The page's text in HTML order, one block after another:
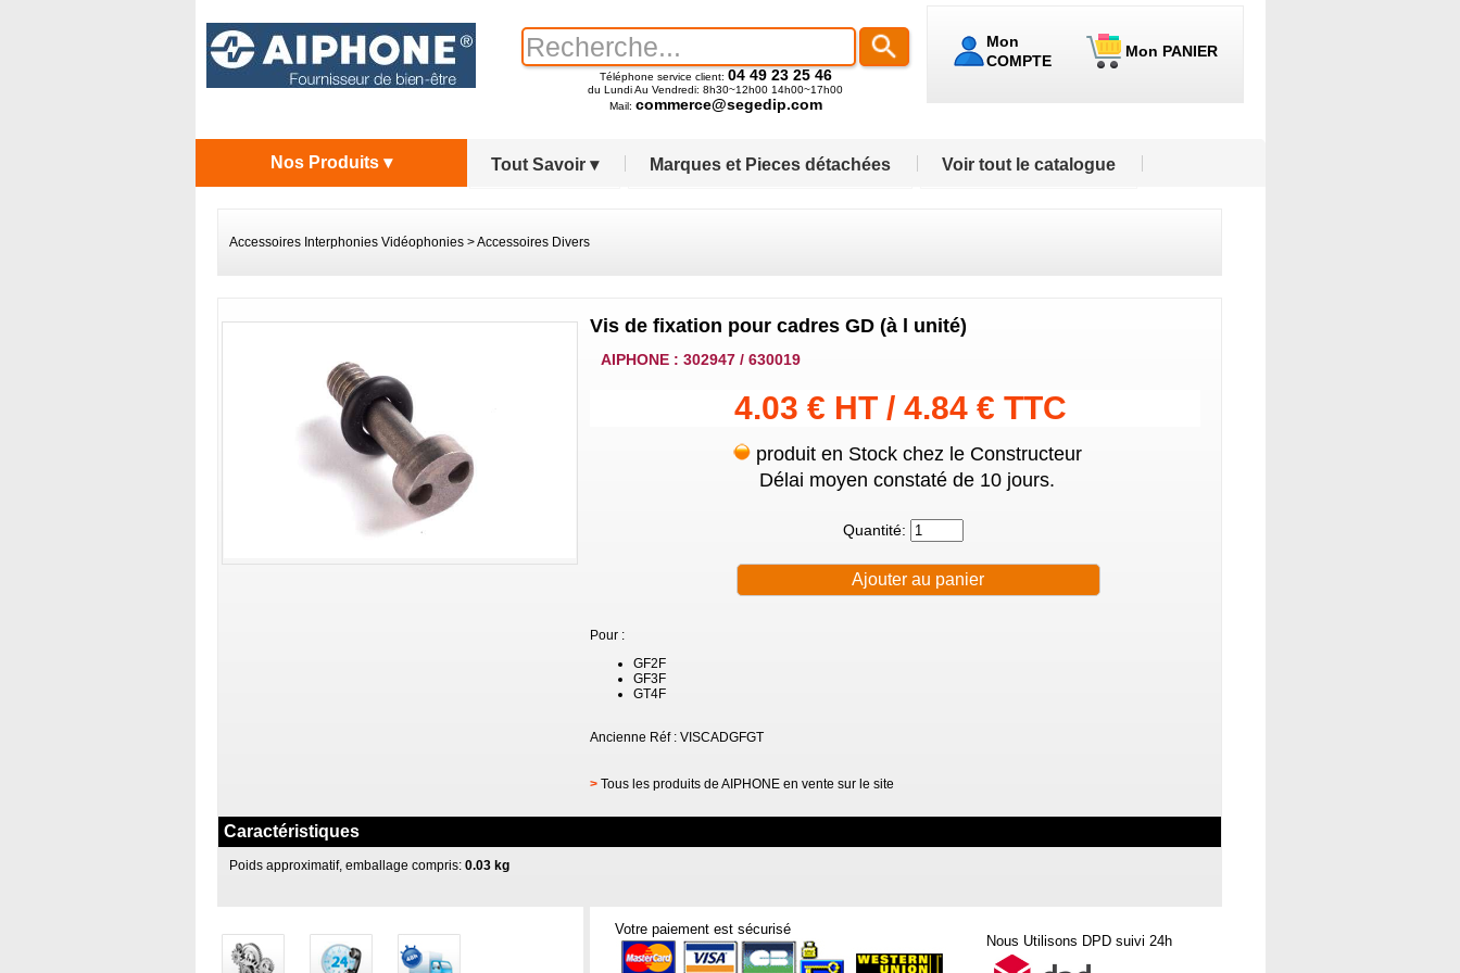
Mon
COMPTE
Mon PANIER
Téléphone service client: 04 49 23 25 46
du Lundi Au Vendredi: 8h30~12h00 14h00~17h00
Mail: commerce@segedip.com
Tout Savoir ▾ Marques et Pieces détachées Voir tout le catalogue
Nos Produits ▾
Accessoires Interphonies Vidéophonies>Accessoires Divers
Vis de fixation pour cadres GD (à l unité)
AIPHONE : 302947 / 630019
4.03 € HT / 4.84 € TTC
produit en Stock chez le Constructeur
Délai moyen constaté de 10 jours.
Quantité:
Pour :
GF2F
GF3F
GT4F
Ancienne Réf : VISCADGFGT
> Tous les produits de AIPHONE en vente sur le site
Caractéristiques
Poids approximatif, emballage compris:0.03 kg
Votre paiement est sécurisé
Nous Utilisons DPD suivi 24h